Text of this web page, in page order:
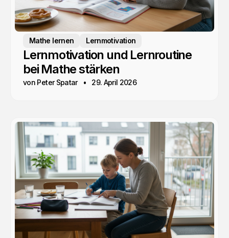
Mathe lernen Lernmotivation
Lernmotivation und Lernroutine
bei Mathe stärken
von Peter Spatar 29. April 2026